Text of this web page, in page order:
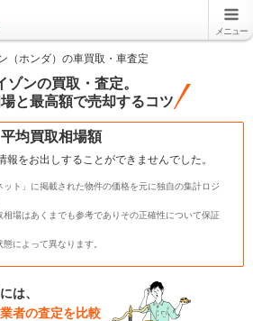
メニュー
（ホンダ）の車買取・車査定
ゾンの買取・査定。
と最高額で売却するコツ
平均買取相場額
をお出しすることができませんでした。
ト」に掲載された物件の価格を元に独自の集計ロジ
場はあくまでも参考でありその正確性について保証
によって異なります。
は、
者の査定を比較